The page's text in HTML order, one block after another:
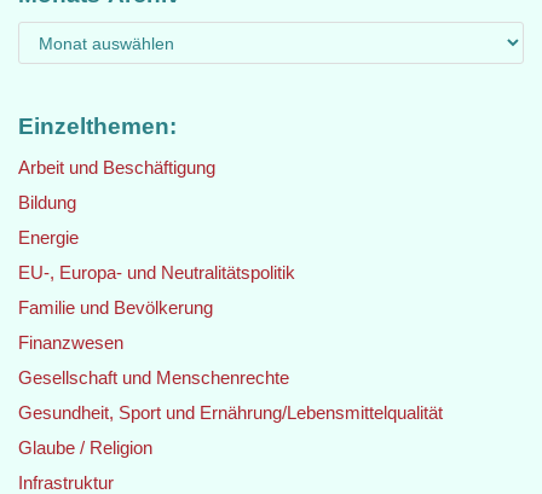
Einzelthemen:
Arbeit und Beschäftigung
Bildung
Energie
EU-, Europa- und Neutralitätspolitik
Familie und Bevölkerung
Finanzwesen
Gesellschaft und Menschenrechte
Gesundheit, Sport und Ernährung/Lebensmittelqualität
Glaube / Religion
Infrastruktur